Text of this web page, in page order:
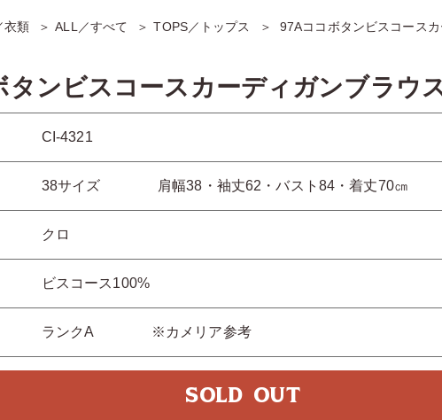
衣類 ALL／すべて TOPS／トップス 97Aココボタンビスコース
タンビスコースカーディガンブラウ
CI-4321
38サイズ 肩幅38・袖丈62・バスト84・着丈70㎝
クロ
ビスコース100%
ランクA ※カメリア参考
SOLD OUT